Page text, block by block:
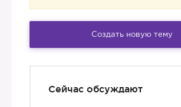
Создать новую тему
Сейчас обсуждают